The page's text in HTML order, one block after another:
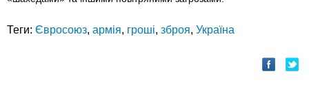
Теги: Євросоюз, армія, гроші, зброя, Україна